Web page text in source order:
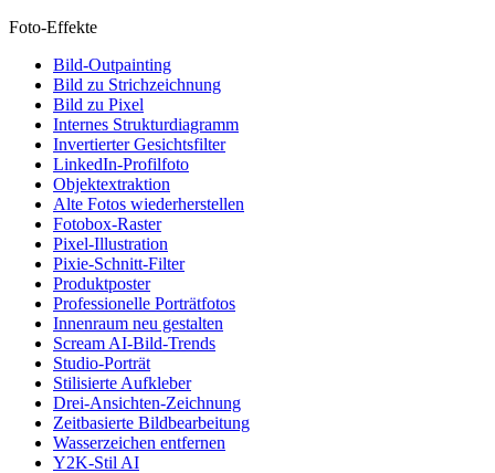
Foto-Effekte
Bild-Outpainting
Bild zu Strichzeichnung
Bild zu Pixel
Internes Strukturdiagramm
Invertierter Gesichtsfilter
LinkedIn-Profilfoto
Objektextraktion
Alte Fotos wiederherstellen
Fotobox-Raster
Pixel-Illustration
Pixie-Schnitt-Filter
Produktposter
Professionelle Porträtfotos
Innenraum neu gestalten
Scream AI-Bild-Trends
Studio-Porträt
Stilisierte Aufkleber
Drei-Ansichten-Zeichnung
Zeitbasierte Bildbearbeitung
Wasserzeichen entfernen
Y2K-Stil AI